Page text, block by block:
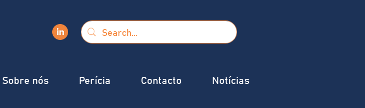
Sobre nós Perícia Contacto Notícias